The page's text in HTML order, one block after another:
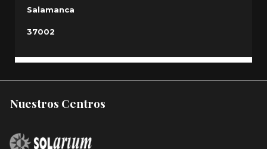
Salamanca
37002
Nuestros Centros